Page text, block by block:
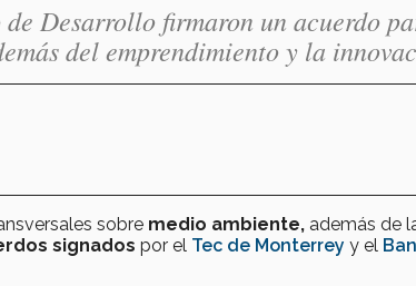
Desarrollo firmaron un acuerdo
del emprendimiento y la
sobre medio ambiente, además de
signados por el Tec de Monterrey y el